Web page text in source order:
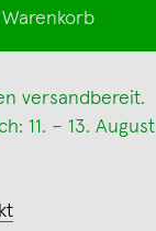
Warenkorb
versandbereit.
11. – 13. August